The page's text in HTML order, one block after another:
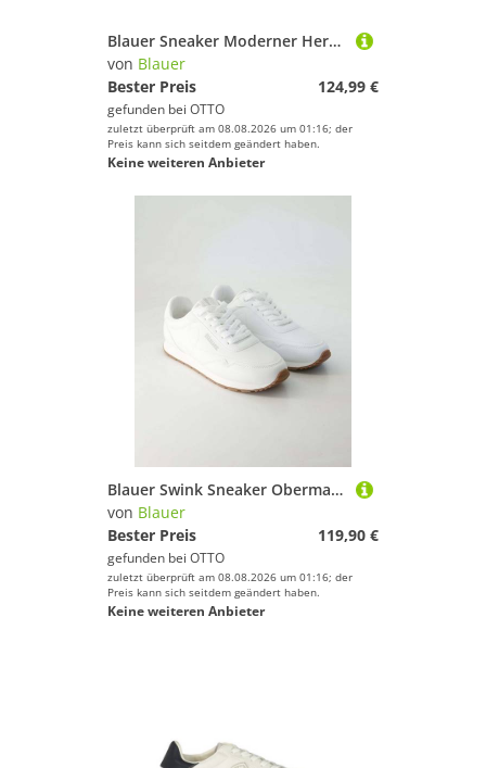
Blauer Sneaker Moderner Herren-Sportschuh Weiß mit
von Blauer
Bester Preis
124,99 €
gefunden bei OTTO
zuletzt überprüft am 08.08.2026 um 01:16; der
Preis kann sich seitdem geändert haben.
Keine weiteren Anbieter
Blauer Swink Sneaker Obermaterial: Sonstiges Material
von Blauer
Bester Preis
119,90 €
gefunden bei OTTO
zuletzt überprüft am 08.08.2026 um 01:16; der
Preis kann sich seitdem geändert haben.
Keine weiteren Anbieter